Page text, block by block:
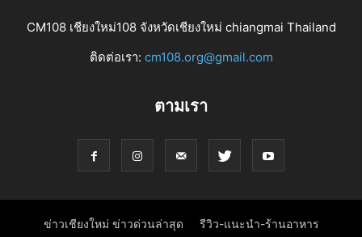
CM108 เชียงใหม่108 จังหวัดเชียงใหม่ chiangmai Thailand
ติดต่อเรา: cm108.org@gmail.com
ตามเรา
ข่าวเชียงใหม่ ข่าวด่วนล่าสุด รีวิว-แนะนำ-ร้านอาหาร